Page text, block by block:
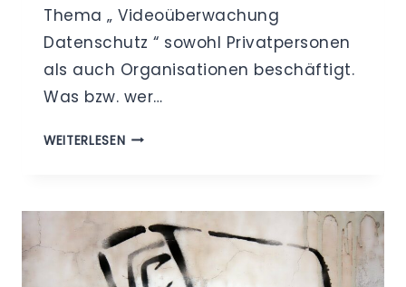
Thema „ Videoüberwachung
Datenschutz “ sowohl Privatpersonen
als auch Organisationen beschäftigt.
Was bzw. wer…
WEITERLESEN„VIDEOÜBERWACHUNG
DER
EINSATZ
VON